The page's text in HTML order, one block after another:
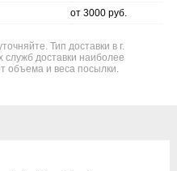
от 3000 руб.
Тип доставки в г.
доставки наиболее
объема и веса посылки.